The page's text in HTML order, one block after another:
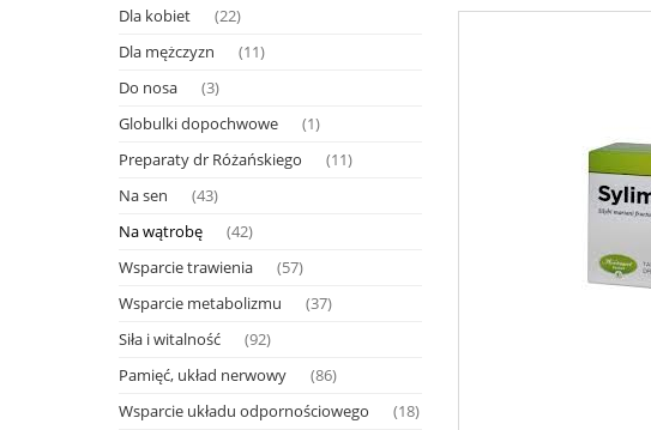
Dla kobiet (22)
Dla mężczyzn (11)
Do nosa (3)
Globulki dopochwowe (1)
Preparaty dr Różańskiego (11)
Na sen (43)
Na wątrobę (42)
Wsparcie trawienia (57)
Wsparcie metabolizmu (37)
Siła i witalność (92)
Pamięć, układ nerwowy (86)
Wsparcie układu odpornościowego (18)